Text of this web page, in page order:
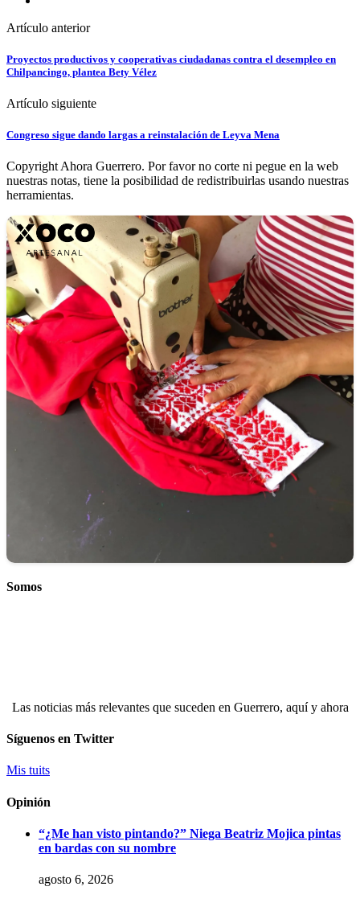
Artículo anterior
Proyectos productivos y cooperativas ciudadanas contra el desempleo en
Chilpancingo, plantea Bety Vélez
Artículo siguiente
Congreso sigue dando largas a reinstalación de Leyva Mena
Copyright Ahora Guerrero. Por favor no corte ni pegue en la web
nuestras notas, tiene la posibilidad de redistribuirlas usando nuestras
herramientas.
Somos
Las noticias más relevantes que suceden en Guerrero, aquí y ahora
Síguenos en Twitter
Mis tuits
Opinión
“¿Me han visto pintando?” Niega Beatriz Mojica pintas
en bardas con su nombre
agosto 6, 2026